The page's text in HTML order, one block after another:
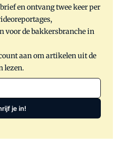
en ontvang twee keer per
voor de bakkersbranche in
aan om artikelen uit de
lezen.
je in!